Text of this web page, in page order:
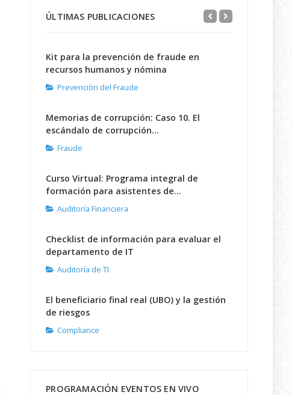
ÚLTIMAS PUBLICACIONES
Kit para la prevención de fraude en
recursos humanos y nómina
Prevención del Fraude
Memorias de corrupción: Caso 10. El
escándalo de corrupción...
Fraude
Curso Virtual: Programa integral de
formación para asistentes de...
Auditoría Financiera
Checklist de información para evaluar el
departamento de IT
Auditoría de TI
El beneficiario final real (UBO) y la gestión
de riesgos
Compliance
PROGRAMACIÓN EVENTOS EN VIVO